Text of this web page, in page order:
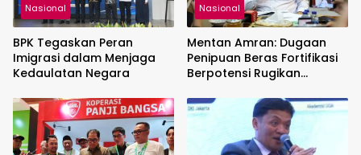
Nasional
BPK Tegaskan Peran
Imigrasi dalam Menjaga
Kedaulatan Negara
Nasional
Mentan Amran: Dugaan
Penipuan Beras Fortifikasi
Berpotensi Rugikan